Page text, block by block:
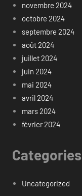
novembre 2024
octobre 2024
septembre 2024
août 2024
juillet 2024
juin 2024
mai 2024
avril 2024
mars 2024
février 2024
Categories
Uncategorized